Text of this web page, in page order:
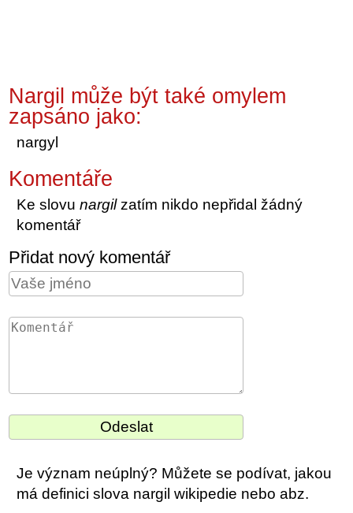
Nargil může být také omylem
zapsáno jako:
nargyl
Komentáře
Ke slovunargilzatím nikdo nepřidal žádný
komentář
Přidat nový komentář
Je význam neúplný? Můžete se podívat, jakou
má definici slova nargil wikipedie nebo abz.